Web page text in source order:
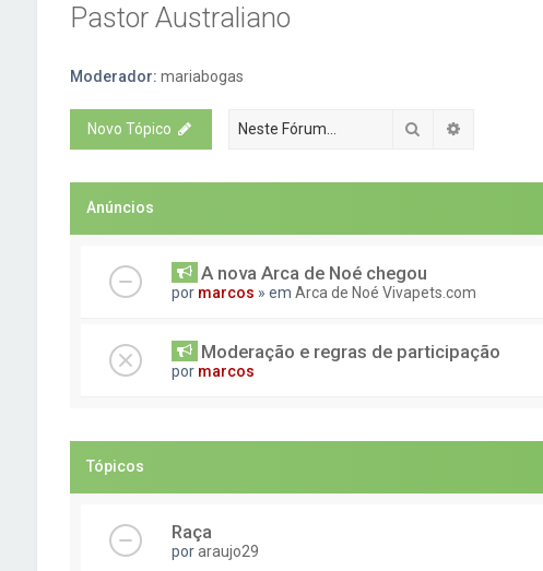
Pastor Australiano
Moderador: mariabogas
Novo Tópico Pesquisar
Anúncios
A nova Arca de Noé chegou
por marcos » em Arca de Noé Vivapets.com
Moderação e regras de participação
por marcos
Tópicos
Raça
poraraujo29